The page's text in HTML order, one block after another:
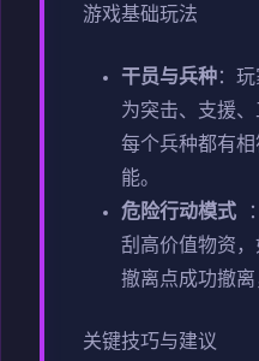
游戏基础玩法
干员与兵种：
为突击、支援、
每个兵种都有
能。
危险行动模式
刮高价值物资
撤离点成功撤离
关键技巧与建议